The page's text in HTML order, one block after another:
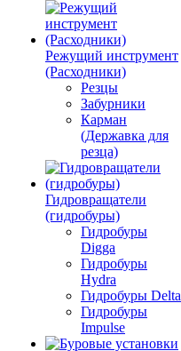
Режущий инструмент
(Расходники)
Резцы
Забурники
Карман
(Державка для
резца)
Гидровращатели
(гидробуры)
Гидробуры
Digga
Гидробуры
Hydra
Гидробуры Delta
Гидробуры
Impulse